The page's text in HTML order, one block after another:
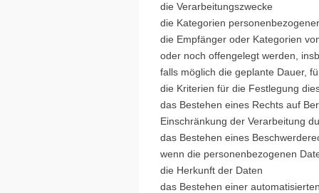
die Verarbeitungszwecke
die Kategorien
die Empfänger oder Kategorien
oder noch offengelegt werden,
falls möglich die geplante Dauer,
die Kriterien für die Festlegung
das Bestehen eines Rechts auf
Einschränkung der Verarbeitung
das Bestehen eines
wenn die personenbezogenen
die Herkunft der Daten
das Bestehen einer